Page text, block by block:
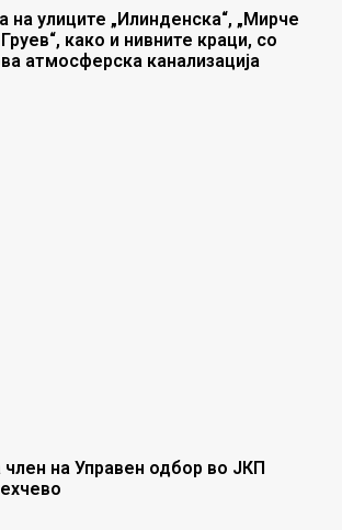
на улиците „Илинденска“, „Мирче
како и нивните краци, со
атмосферска канализација
член на Управен одбор во ЈКП